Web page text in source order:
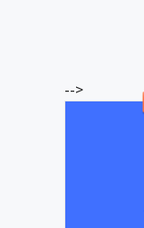
-->